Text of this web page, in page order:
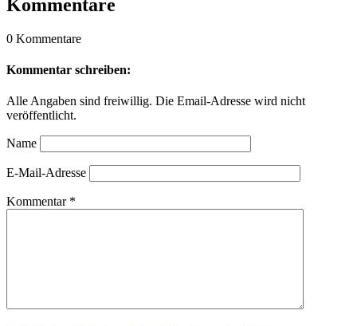
Kommentare
0 Kommentare
Kommentar schreiben:
Alle Angaben sind freiwillig. Die Email-Adresse wird nicht
veröffentlicht.
Name
E-Mail-Adresse
Kommentar *